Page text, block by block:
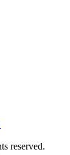
reserved.